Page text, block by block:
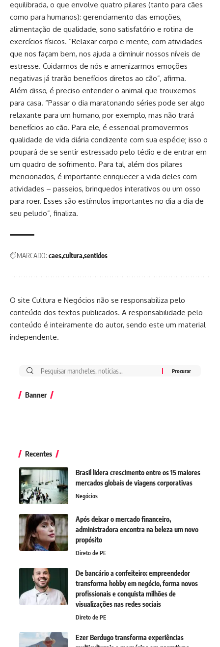
equilibrada, o que envolve quatro pilares (tanto para cães
como para humanos): gerenciamento das emoções,
alimentação de qualidade, sono satisfatório e rotina de
exercícios físicos. “Relaxar corpo e mente, com atividades
que nos façam bem, nos ajuda a diminuir nossos níveis de
estresse. Cuidarmos de nós e amenizarmos emoções
negativas já trarão benefícios diretos ao cão”, afirma.
Além disso, é preciso entender o animal que trouxemos
para casa. “Passar o dia maratonando séries pode ser algo
relaxante para um humano, por exemplo, mas não trará
benefícios ao cão. Para ele, é essencial promovermos
qualidade de vida diária condizente com sua espécie; isso o
poupará de se sentir estressado pelo tédio e de entrar em
um quadro de sofrimento. Para tal, além dos pilares
mencionados, é importante enriquecer a vida deles com
atividades – passeios, brinquedos interativos ou um osso
para roer. Esses são estímulos importantes no dia a dia de
seu peludo”, finaliza.
MARCADO: caescultura sentidos
O site Cultura e Negócios não se responsabiliza pelo
conteúdo dos textos publicados. A responsabilidade pelo
conteúdo é inteiramente do autor, sendo este um material
independente.
Banner
Recentes
Brasil lidera crescimento entre os 15 maiores
mercados globais de viagens corporativas
Negócios
Após deixar o mercado financeiro,
administradora encontra na beleza um novo
propósito
Direto de PE
De bancário a confeiteiro: empreendedor
transforma hobby em negócio, forma novos
profissionais e conquista milhões de
visualizações nas redes sociais
Direto de PE
Ezer Berdugo transforma experiências